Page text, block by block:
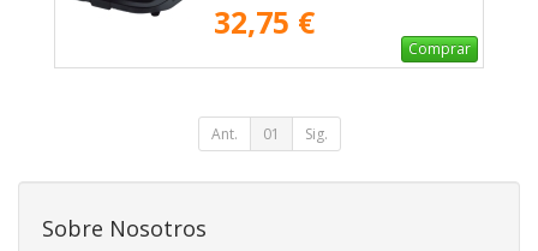
32,75 €
Comprar
Ant. 01 Sig.
Sobre Nosotros